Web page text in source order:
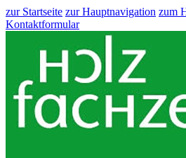
zur Startseite zur Hauptnavigation zum
Kontaktformular